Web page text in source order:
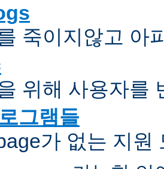
죽이지않고 아
위해 사용자를
그램들
가 없는 지원